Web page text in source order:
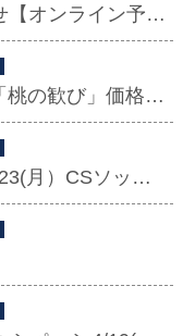
消費税率引上げに伴うお知らせ【オンライン予約】
10/1より関内店「天使の羽」「桃の歓び」価格改定
スお取り寄せキャンペーン